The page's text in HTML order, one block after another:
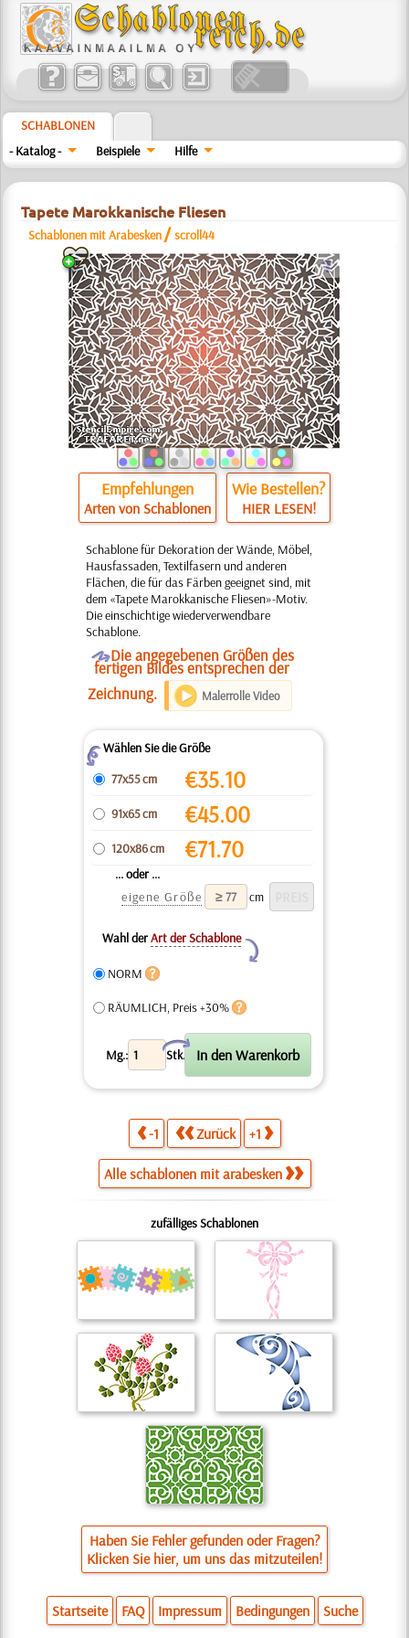
SCHABLONEN
- Katalog -
Beispiele Hilfe
Tapete Marokkanische Fliesen
Schablonen mit Arabesken /scroll44
a
Empfehlungen
Arten von Schablonen
Wie Bestellen?
HIER LESEN!
Schablone für Dekoration der Wände, Möbel,
Hausfassaden, Textilfasern und anderen
Flächen, die für das Färben geeignet sind, mit
dem «Tapete Marokkanische Fliesen»-Motiv.
Die einschichtige wiederverwendbare
Schablone.
ODie angegebenen Größen des
fertigen Bildes entsprechen der
Zeichnung.
Malerrolle Video
ZWählen Sie die Größe
77x55 cm
€35.10
91x65 cm €45.00
120x86 cm €71.70
... oder ...
eigene Größe
cm
Wahl derArt der Schablone
Y
NORM
RÄUMLICH, Preis +30%
Mg.: Stk.
X
-1 Zurück +1
Alle schablonen mit arabesken
zufälliges Schablonen
Haben Sie Fehler gefunden oder Fragen?
Klicken Sie hier, um uns das mitzuteilen!
Startseite FAQ Impressum Bedingungen Suche